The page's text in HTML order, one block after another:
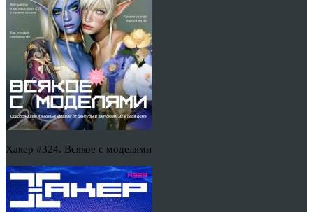
Хакер #324. Всякое с моделями